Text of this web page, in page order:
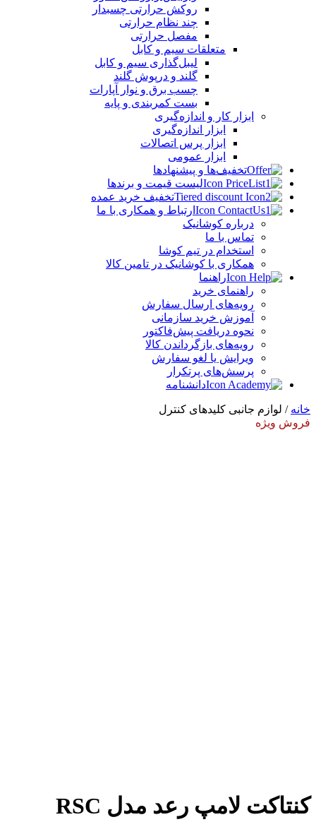
روکش حرارتی چسبدار
چند نظام حرارتی
مفصل حرارتی
متعلقات سیم و کابل
لیبل‌گذاری سیم و کابل
گلند و درپوش گلند
چسب برق و نوار آپارات
بست کمربندی و پایه
ابزار کار و اندازه‌گیری
ابزار اندازه‌گیری
ابزار پرس اتصالات
ابزار عمومی
تخفیف‌ها و پیشنهادها
لیست قیمت و برندها
تخفیف خرید عمده
ارتباط و همکاری با ما
درباره کوشانیک
تماس با ما
استخدام در تیم کوشا
همکاری با کوشانیک در تامین کالا
راهنما
راهنمای خرید
رویه‌های ارسال سفارش
آموزش خرید سازمانی
نحوه دریافت پیش‌فاکتور
رویه‌های بازگرداندن کالا
ویرایش یا لغو سفارش
پرسش‌های پرتکرار
دانشنامه
خانه / لوازم جانبی کلیدهای کنترل
فروش ویژه
کنتاکت لامپ رعد مدل RSC